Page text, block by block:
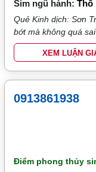
Sim ngũ hành:Thổ
Quẻ Kinh dịch: Sơn
bớt mà không quá sai
XEM LUẬN
0913861938
Điểm phong thủy